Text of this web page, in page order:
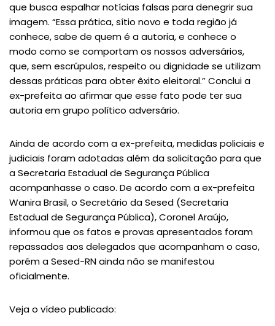
que busca espalhar notícias falsas para denegrir sua
imagem. “Essa prática, sítio novo e toda região já
conhece, sabe de quem é a autoria, e conhece o
modo como se comportam os nossos adversários,
que, sem escrúpulos, respeito ou dignidade se utilizam
dessas práticas para obter êxito eleitoral.” Conclui a
ex-prefeita ao afirmar que esse fato pode ter sua
autoria em grupo político adversário.
Ainda de acordo com a ex-prefeita, medidas policiais e
judiciais foram adotadas além da solicitação para que
a Secretaria Estadual de Segurança Pública
acompanhasse o caso. De acordo com a ex-prefeita
Wanira Brasil, o Secretário da Sesed (Secretaria
Estadual de Segurança Pública), Coronel Araújo,
informou que os fatos e provas apresentados foram
repassados aos delegados que acompanham o caso,
porém a Sesed-RN ainda não se manifestou
oficialmente.
Veja o vídeo publicado: